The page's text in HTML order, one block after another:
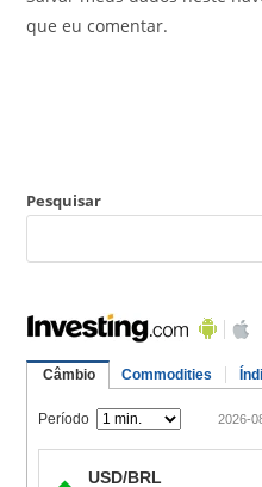
que eu comentar.
Pesquisar